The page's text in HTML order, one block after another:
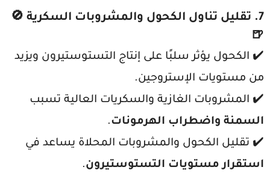
7. تقليل تناول الكحول والمشروبات السكرية
🚫
🍺
✔️ الكحول يؤثر سلبًا على إنتاج التستوستيرون ويزيد
من مستويات الإستروجين.
✔️ المشروبات الغازية والسكريات العالية تسبب
السمنة واضطراب الهرمونات.
✔️ تقليل الكحول والمشروبات المحلاة يساعد في
استقرار مستويات التستوستيرون.